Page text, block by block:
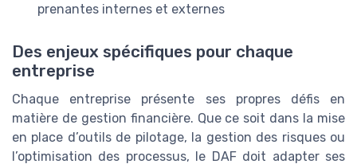
prenantes internes et externes
Des enjeux spécifiques pour chaque
entreprise
Chaque entreprise présente ses propres défis en
matière de gestion financière. Que ce soit dans la mise
en place d’outils de pilotage, la gestion des risques ou
l’optimisation des processus, le DAF doit adapter ses